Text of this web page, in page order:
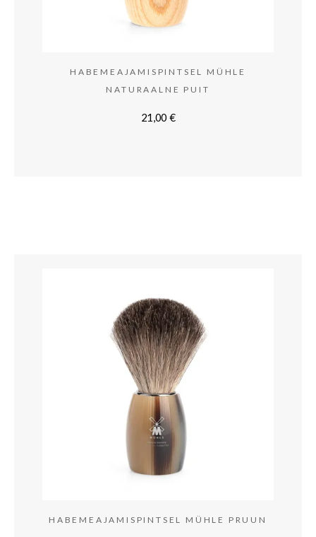
HABEMEAJAMISPINTSEL MÜHLE
NATURAALNE PUIT
21,00 €
HABEMEAJAMISPINTSEL MÜHLE PRUUN